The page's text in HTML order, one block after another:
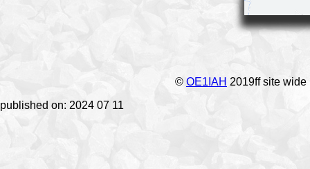
© OE1IAH 2019ff site
published on: 2024 07 11